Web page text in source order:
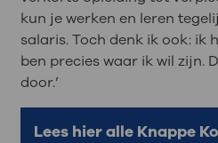
kun je werken en leren
salaris. Toch denk ik ook: ik
ben precies waar ik wil zijn.
door.’
Lees hier alle Knappe